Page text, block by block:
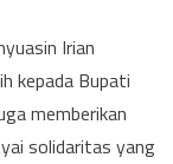
Irian
kepada Bupati
memberikan
solidaritas yang